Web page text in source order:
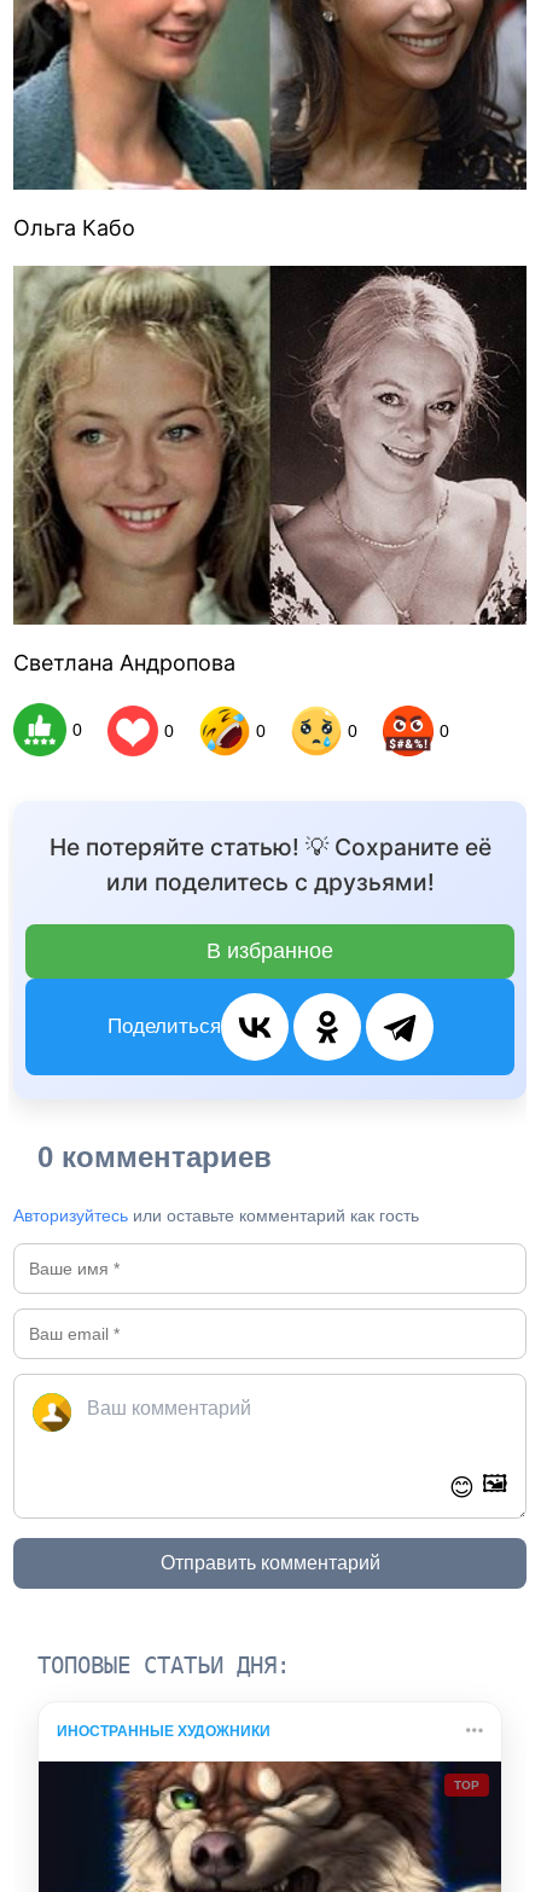
Ольга Кабо
Светлана Андропова
0 0 0 0 0
Не потеряйте статью! 💡 Сохраните её
или поделитесь с друзьями!
В избранное
Поделиться
0 комментариев
Авторизуйтесь или оставьте комментарий как гость
😊 🖼️
Отправить комментарий
ТОПОВЫЕ СТАТЬИ ДНЯ:
ИНОСТРАННЫЕ ХУДОЖНИКИ
TOP